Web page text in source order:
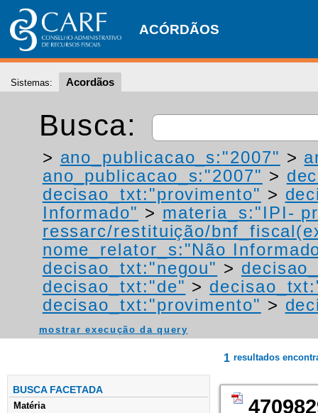
ACÓRDÃOS
Sistemas: Acordãos
Busca:
> ano_publicacao_s:"2007" >
ano_publicacao_s:"2007" >
decisao_txt:"provimento" >
Informado" > materia_s:"IPI-
ressarc/restituição/
nome_relator_s:"Não
decisao_txt:"negou" >
decisao_txt:"de" >
decisao_txt:"provimento" >
mostrar execução da query
BUSCA FACETADA
Matéria
1 resultados